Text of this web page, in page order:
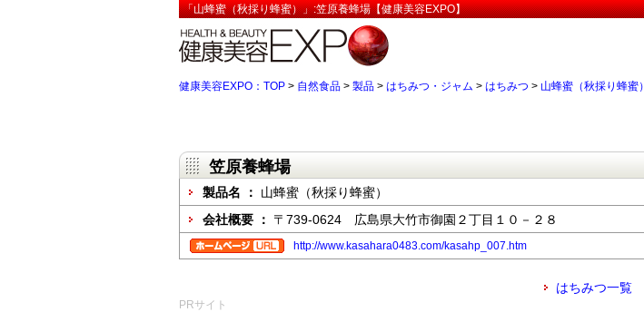
「山蜂蜜（秋採り蜂蜜）」:笠原養蜂場【健康美容EXPO】
健康美容EXPO：TOP > 自然食品 > 製品 > はちみつ・ジャム > はちみつ > 山蜂蜜（秋採り蜂蜜）
笠原養蜂場
製品名 ： 山蜂蜜（秋採り蜂蜜）
会社概要 ： 〒739-0624 広島県大竹市御園２丁目１０－２８
http://www.kasahara0483.com/kasahp_007.htm
はちみつ一覧
PRサイト